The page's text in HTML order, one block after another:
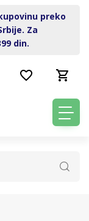
preko
Za
din.